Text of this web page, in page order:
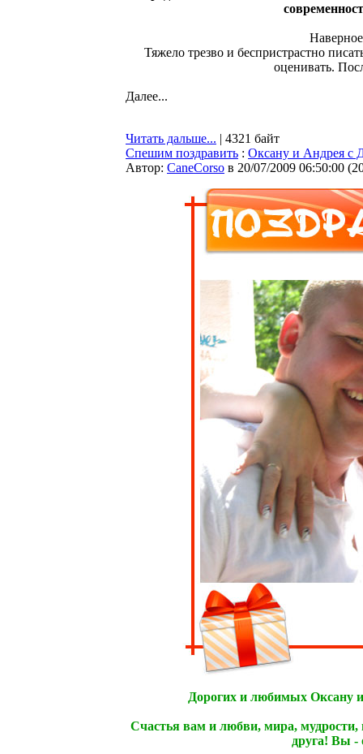
Тяжело трезво и беспристрастно
оценивать.
Далее...
Читать дальше... | 4321 байт
Спешим поздравить : Оксану и Андрея с
Автор: CaneCorso в 20/07/2009 06:50:00 (
Дорогих и любимых Оксану
Счастья вам и любви, мира, мудрости,
друга! Вы -